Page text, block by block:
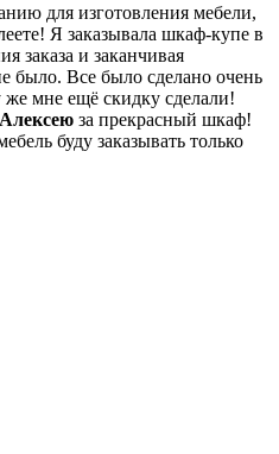
для изготовления мебели,
Я заказывала шкаф-купе в
заказа и заканчивая
было. Все было сделано очень
мне ещё скидку сделали!
Алексею за прекрасный шкаф!
буду заказывать только